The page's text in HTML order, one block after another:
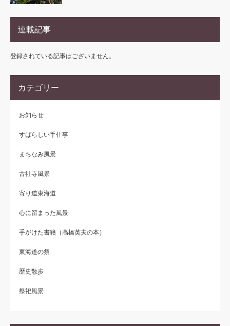
連載記事
登録されている記事はございません。
カテゴリー
お知らせ
すばらしい手仕事
まちなみ風景
古社寺風景
寄り道東海道
心に留まった風景
手がけた書籍（高橋英夫の本）
東海道の祭
歴史散歩
祭祀風景